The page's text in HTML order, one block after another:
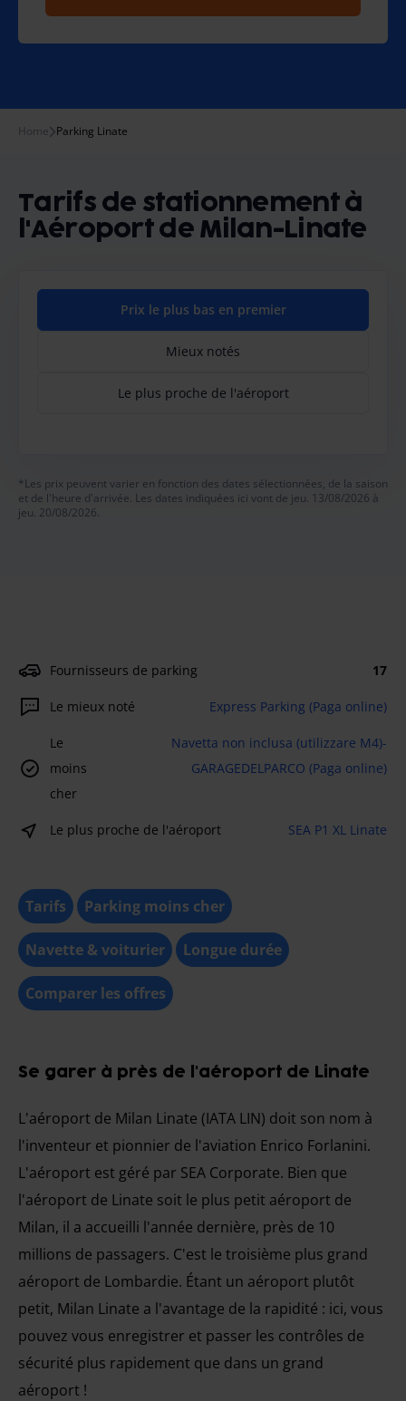
Home Parking Linate
Tarifs de stationnement à
l'Aéroport de Milan-Linate
Prix le plus bas en premier
Mieux notés
Le plus proche de l'aéroport
*Les prix peuvent varier en fonction des dates sélectionnées, de la saison
et de l'heure d'arrivée. Les dates indiquées ici vont de jeu. 13/08/2026 à
jeu. 20/08/2026.
Fournisseurs de parking 17
Le mieux noté Express Parking (Paga online)
Le
moins
cher
Navetta non inclusa (utilizzare M4)-
GARAGEDELPARCO (Paga online)
Le plus proche de l'aéroport SEA P1 XL Linate
Tarifs Parking moins cher
Navette & voiturier Longue durée
Comparer les offres
Se garer à près de l'aéroport de Linate
L'aéroport de Milan Linate (IATA LIN) doit son nom à
l'inventeur et pionnier de l'aviation Enrico Forlanini.
L'aéroport est géré par SEA Corporate. Bien que
l'aéroport de Linate soit le plus petit aéroport de
Milan, il a accueilli l'année dernière, près de 10
millions de passagers. C'est le troisième plus grand
aéroport de Lombardie. Étant un aéroport plutôt
petit, Milan Linate a l'avantage de la rapidité : ici, vous
pouvez vous enregistrer et passer les contrôles de
sécurité plus rapidement que dans un grand
aéroport !